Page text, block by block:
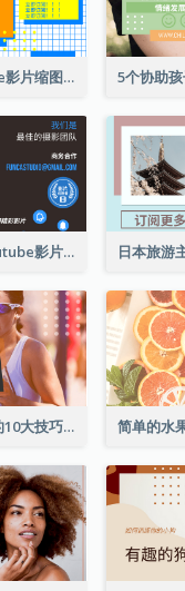
自制冰淇淋Youtube影片缩图
拍摄指导及推广Youtube影片缩图
马拉松比赛初学者的10大技巧YouTube影片缩图